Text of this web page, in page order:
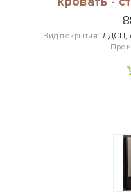
Вид покрытия: ЛДСП,